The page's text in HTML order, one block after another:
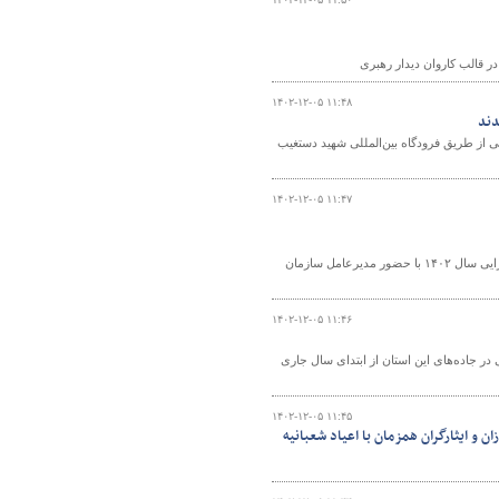
۱۴۰۲-۱۲-۰۵ ۱۱:۴۸
و ۲۰۰ هزار مسافر داخلی و خارجی از طریق فرودگاه بین‌المللی شهید دستغیب
۱۴۰۲-۱۲-۰۵ ۱۱:۴۷
جلسه پایش عملکرد اداره‌ کل راه و شهرسازی استان خراسان رضوی نسبت به برنامه اجرایی سال ۱۴۰۲ با حضور مدیرعامل سازمان
۱۴۰۲-۱۲-۰۵ ۱۱:۴۶
ای استان قزوین از ثبت ۸۷۹هزار و ۷۰۲ تخلف رانندگی در جاده‌های این استان از ابتدای سال جاری
۱۴۰۲-۱۲-۰۵ ۱۱:۴۵
و ایثارگران همزمان با اعیاد شعبانیه